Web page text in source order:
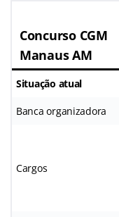
Concurso CGM
Manaus AM
Situação atual
Banca organizadora
Cargos